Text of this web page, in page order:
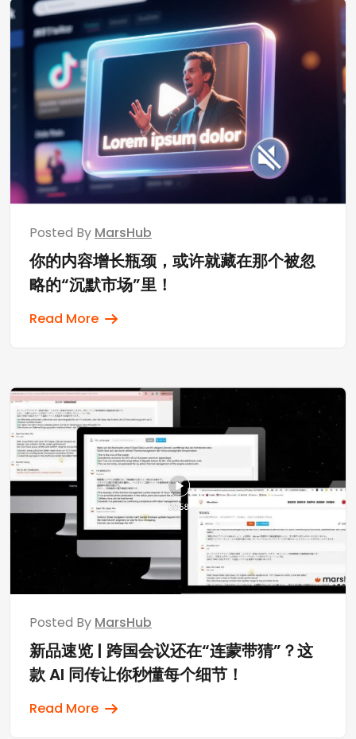
Posted By MarsHub
你的内容增长瓶颈，或许就藏在那个被忽
略的“沉默市场”里！
Read More
Posted By MarsHub
新品速览 | 跨国会议还在“连蒙带猜”？这
款 AI 同传让你秒懂每个细节！
Read More